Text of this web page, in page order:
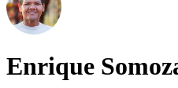
Enrique